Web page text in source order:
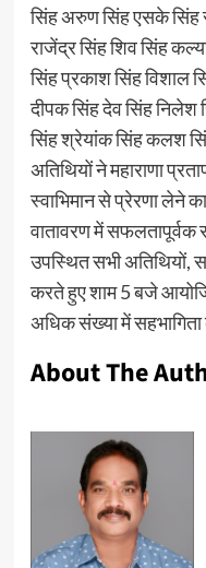
सिंह अरुण सिंह एसके सिंह
राजेंद्र सिंह शिव सिंह
सिंह प्रकाश सिंह विशाल
दीपक सिंह देव सिंह निलेश
सिंह श्रेयांक सिंह कलश
अतिथियों ने महाराणा
स्वाभिमान से प्रेरणा लेने
वातावरण में
उपस्थित सभी अतिथियों,
करते हुए शाम 5 बजे
अधिक संख्या में
About The